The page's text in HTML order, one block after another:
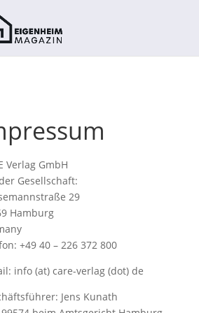
Verlag GmbH
Gesellschaft:
29
Hamburg
+49 40 – 226 372 800
info (at) care-verlag (dot) de
Jens Kunath